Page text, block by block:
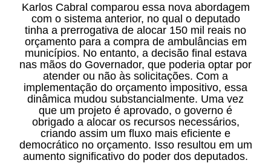
Karlos Cabral comparou essa nova abordagem
com o sistema anterior, no qual o deputado
tinha a prerrogativa de alocar 150 mil reais no
orçamento para a compra de ambulâncias em
municípios. No entanto, a decisão final estava
nas mãos do Governador, que poderia optar por
atender ou não às solicitações. Com a
implementação do orçamento impositivo, essa
dinâmica mudou substancialmente. Uma vez
que um projeto é aprovado, o governo é
obrigado a alocar os recursos necessários,
criando assim um fluxo mais eficiente e
democrático no orçamento. Isso resultou em um
aumento significativo do poder dos deputados.